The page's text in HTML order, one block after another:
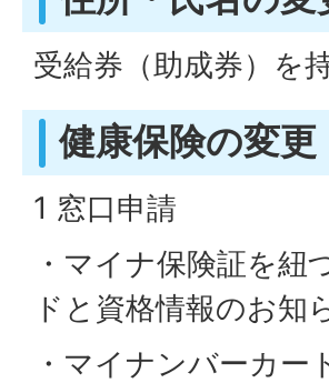
受給券（助成券）を
健康保険の変更
1 窓口申請
・マイナ保険証を
ドと資格情報のお知
・マイナンバーカ